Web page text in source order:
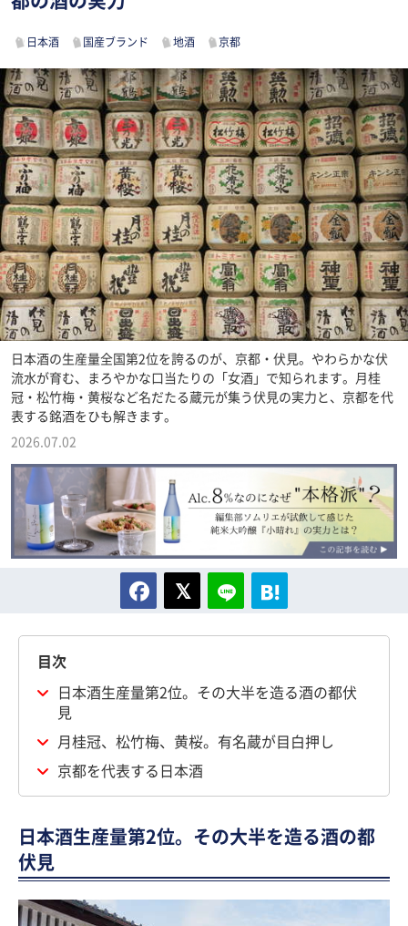
日本酒 国産ブランド 地酒 京都
日本酒の生産量全国第2位を誇るのが、京都・伏見。やわらかな伏
流水が育む、まろやかな口当たりの「女酒」で知られます。月桂
冠・松竹梅・黄桜など名だたる蔵元が集う伏見の実力と、京都を代
表する銘酒をひも解きます。
2026.07.02
目次
日本酒生産量第2位。その大半を造る酒の都伏
見
月桂冠、松竹梅、黄桜。有名蔵が目白押し
京都を代表する日本酒
日本酒生産量第2位。その大半を造る酒の都
伏見